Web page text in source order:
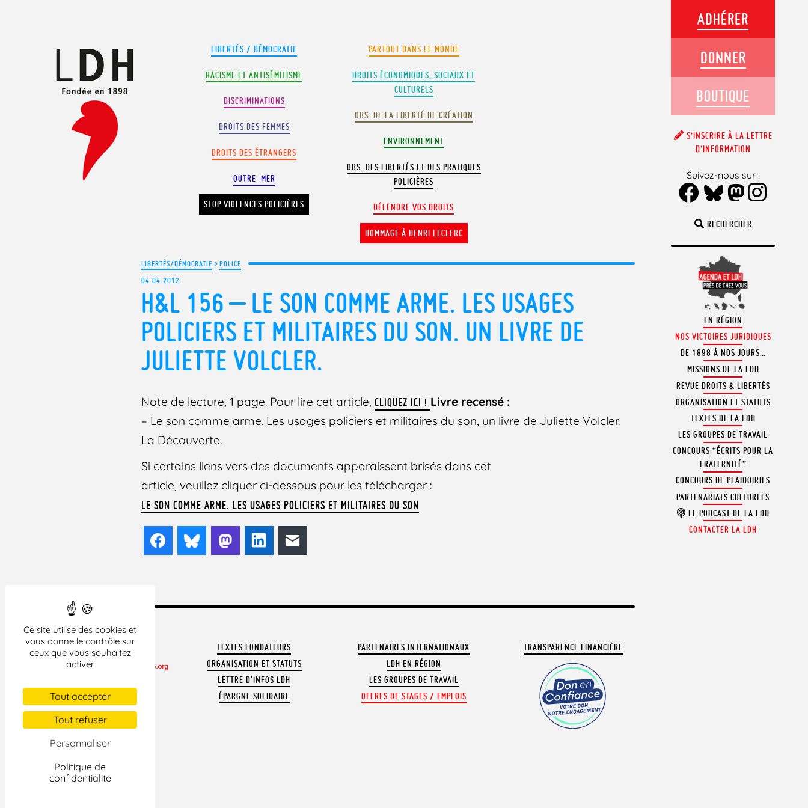
Ce site utilise des cookies et
vous donne le contrôle sur
ceux que vous souhaitez
activer
Tout accepter
Tout refuser
Personnaliser
Politique de
confidentialité
LIBERTÉS / DÉMOCRATIE
RACISME ET ANTISÉMITISME
DISCRIMINATIONS
DROITS DES FEMMES
DROITS DES ÉTRANGERS
OUTRE-MER
STOP VIOLENCES POLICIÈRES
PARTOUT DANS LE MONDE
DROITS ÉCONOMIQUES, SOCIAUX ET
CULTURELS
OBS. DE LA LIBERTÉ DE CRÉATION
ENVIRONNEMENT
OBS. DES LIBERTÉS ET DES PRATIQUES
POLICIÈRES
DÉFENDRE VOS DROITS
HOMMAGE À HENRI LECLERC
LIBERTÉS/DÉMOCRATIE >POLICE
04.04.2012
H&L 156 – LE SON COMME ARME. LES USAGES
POLICIERS ET MILITAIRES DU SON. UN LIVRE DE
JULIETTE VOLCLER.
Note de lecture, 1 page. Pour lire cet article,CLIQUEZ ICI ! Livre recensé :
– Le son comme arme. Les usages policiers et militaires du son, un livre de Juliette Volcler.
La Découverte.
Si certains liens vers des documents apparaissent brisés dans cet
article, veuillez cliquer ci-dessous pour les télécharger :
LE SON COMME ARME. LES USAGES POLICIERS ET MILITAIRES DU SON
FacebookBlueskyMastodonLinkedIn
CONTACTER LA LDH
REVUE DE PRESSE
ARCHIVES
TEXTES FONDATEURS
ORGANISATION ET STATUTS
LETTRE D'INFOS LDH
ÉPARGNE SOLIDAIRE
PARTENAIRES INTERNATIONAUX
LDH EN RÉGION
LES GROUPES DE TRAVAIL
OFFRES DE STAGES / EMPLOIS
TRANSPARENCE FINANCIÈRE
RECHERCHER
EN RÉGION
NOS VICTOIRES JURIDIQUES
DE 1898 À NOS JOURS…
MISSIONS DE LA LDH
REVUE DROITS & LIBERTÉS
ORGANISATION ET STATUTS
TEXTES DE LA LDH
LES GROUPES DE TRAVAIL
CONCOURS “ÉCRITS POUR LA
FRATERNITÉ”
CONCOURS DE PLAIDOIRIES
PARTENARIATS CULTURELS
LE PODCAST DE LA LDH
CONTACTER LA LDH
ADHÉRER
DONNER
BOUTIQUE
S’INSCRIRE À LA LETTRE
D’INFORMATION
Suivez-nous sur :